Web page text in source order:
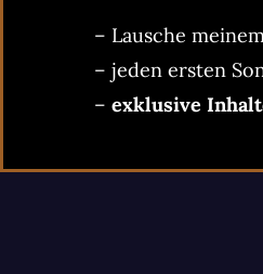
– Lausche
– jeden ersten
– exklusive